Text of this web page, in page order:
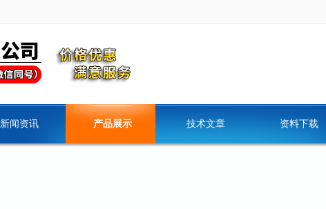
新闻资讯 产品展示 技术文章 资料下载